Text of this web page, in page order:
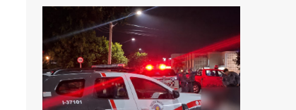
problema mecânico que o veículo já
apresentava antes do furto. O carro possui
seguro e, segundo a v...
local, a vítima conduzia uma motocicleta
quando acabou colidindo na traseira de um
Jeep Renegade. Segundo relato da condutora
do veículo, o trânsito estava lento e
congestionado devido a obras realizadas na
rodovia, momento em que ocorreu o